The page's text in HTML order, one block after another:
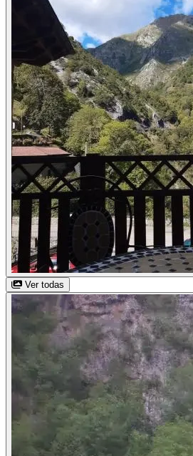
Ver todas